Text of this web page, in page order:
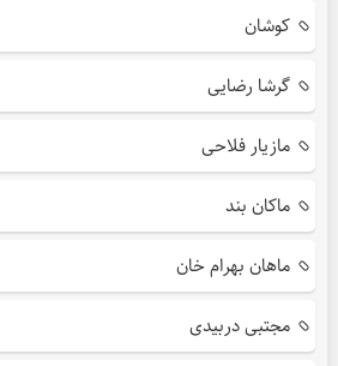
کوشان
گرشا رضایی
مازیار فلاحی
ماکان بند
ماهان بهرام خان
مجتبی دربیدی